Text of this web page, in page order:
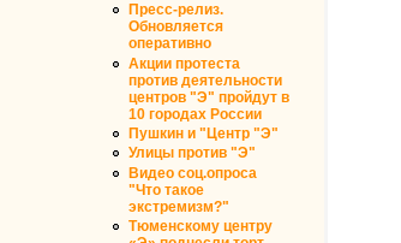
Пресс-релиз.
Обновляется
оперативно
Акции протеста
против деятельности
центров "Э" пройдут в
10 городах России
Пушкин и "Центр "Э"
Улицы против "Э"
Видео соц.опроса
"Что такое
экстремизм?"
Тюменскому центру